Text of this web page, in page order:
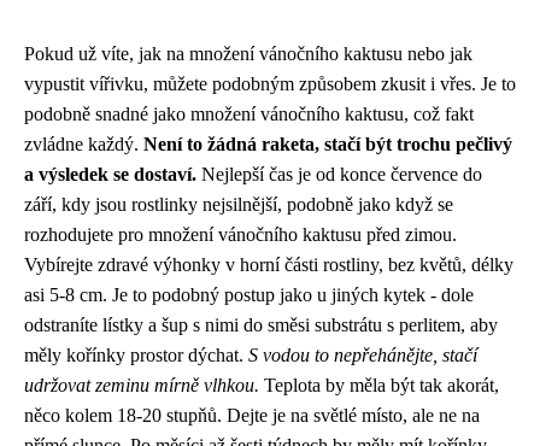
Pokud už víte, jak na množení vánočního kaktusu nebo jak
vypustit vířivku, můžete podobným způsobem zkusit i vřes. Je to
podobně snadné jako množení vánočního kaktusu, což fakt
zvládne každý. Není to žádná raketa, stačí být trochu pečlivý
a výsledek se dostaví. Nejlepší čas je od konce července do
září, kdy jsou rostlinky nejsilnější, podobně jako když se
rozhodujete pro množení vánočního kaktusu před zimou.
Vybírejte zdravé výhonky v horní části rostliny, bez květů, délky
asi 5-8 cm. Je to podobný postup jako u jiných kytek - dole
odstraníte lístky a šup s nimi do směsi substrátu s perlitem, aby
měly kořínky prostor dýchat. S vodou to nepřehánějte, stačí
udržovat zeminu mírně vlhkou. Teplota by měla být tak akorát,
něco kolem 18-20 stupňů. Dejte je na světlé místo, ale ne na